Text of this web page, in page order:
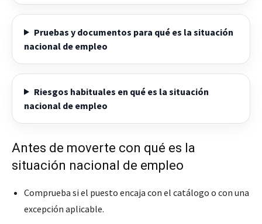
Pruebas y documentos para qué es la situación
nacional de empleo
Riesgos habituales en qué es la situación
nacional de empleo
Antes de moverte con qué es la
situación nacional de empleo
Comprueba si el puesto encaja con el catálogo o con una
excepción aplicable.